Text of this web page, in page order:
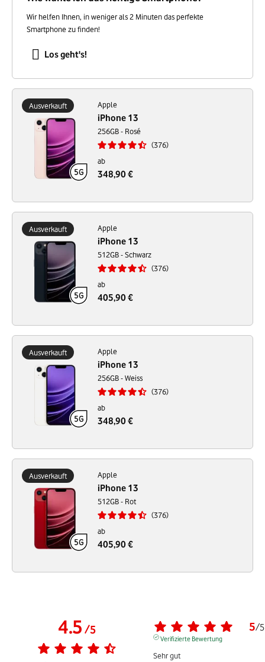
Wir helfen Ihnen, in weniger als 2 Minuten das perfekte
Smartphone zu finden!
Los geht's!
Ausverkauft Apple
iPhone 13
256GB - Rosé
376
ab
348,90 €
Ausverkauft Apple
iPhone 13
512GB - Schwarz
376
ab
405,90 €
Ausverkauft Apple
iPhone 13
256GB - Weiss
376
ab
348,90 €
Ausverkauft Apple
iPhone 13
512GB - Rot
376
ab
405,90 €
4.5/5 5/5
Verifizierte Bewertung
Sehr gut